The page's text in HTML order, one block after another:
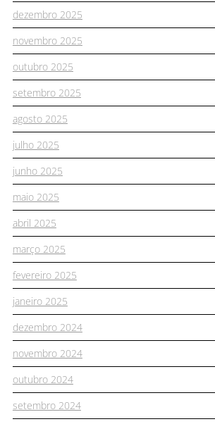
dezembro 2025
novembro 2025
outubro 2025
setembro 2025
agosto 2025
julho 2025
junho 2025
maio 2025
abril 2025
março 2025
fevereiro 2025
janeiro 2025
dezembro 2024
novembro 2024
outubro 2024
setembro 2024